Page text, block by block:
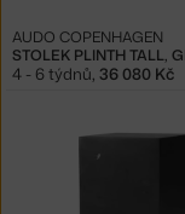
AUDO COPENHAGEN
4 - 6 týdnů 36 080 Kč